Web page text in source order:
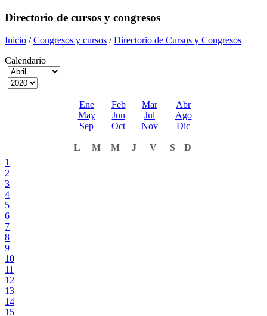
Directorio de cursos y congresos
Inicio /Congresos y cursos /Directorio de Cursos y Congresos
Calendario
Ene Feb Mar
Abr
May
Jun Jul
Ago
Sep
Oct Nov Dic
L M M J V S
D
1
2
3
4
5
6
7
8
9
10
11
12
13
14
15